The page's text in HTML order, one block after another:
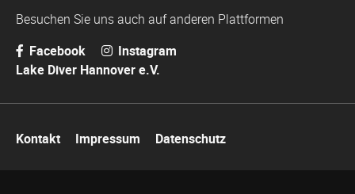
Besuchen Sie uns auch auf anderen Plattformen
Facebook
Instagram
Lake Diver Hannover e.V.
überspringen
Kontakt Impressum Datenschutz